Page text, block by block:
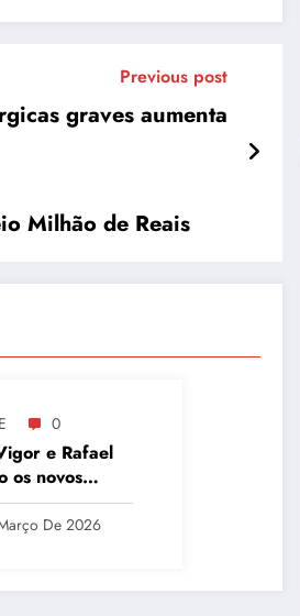
Previous post
graves aumenta
Milhão de Reais
0
e Rafael
os novos
do Papo de
no GNT
De 2026